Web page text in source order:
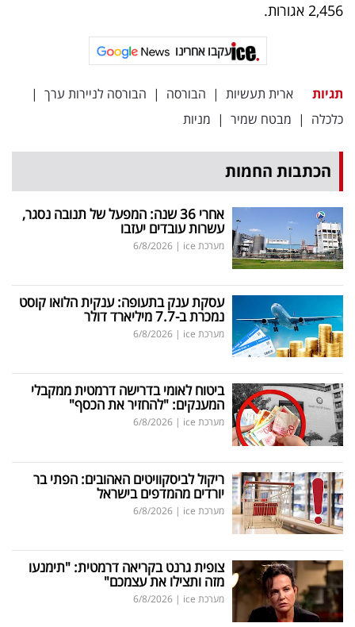
פרסמו
אחרינו:
2,456 אגורות.
עקבו אחרינו
תגיות ארית תעשיות | הבורסה | הבורסה לניירות ערך |
כלכלה | מבטח שמיר | מניות
הכתבות החמות
אחרי 36 שנה: המפעל של תנובה נסגר,
עשרות עובדים יעזבו
מערכת ice |
6/8/2026
עסקת ענק בתעופה: ענקית הלואו קוסט
נמכרת ב-7.7 מיליארד דולר
מערכת ice |
6/8/2026
ביטוח לאומי בדרישה דרמטית ממקבלי
המענקים: "להחזיר את הכסף"
מערכת ice |
6/8/2026
ריקול לביסקוויטים האהובים: הפתי בר
יורדים מהמדפים בישראל
מערכת ice |
6/8/2026
צופית גרנט בקריאה דרמטית: "תימנעו
מזה ותצילו את עצמכם"
מערכת ice |
6/8/2026